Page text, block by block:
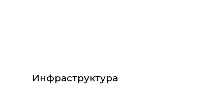
Инфраструктура